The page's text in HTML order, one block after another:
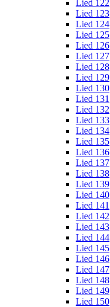
Lied 122
Lied 123
Lied 124
Lied 125
Lied 126
Lied 127
Lied 128
Lied 129
Lied 130
Lied 131
Lied 132
Lied 133
Lied 134
Lied 135
Lied 136
Lied 137
Lied 138
Lied 139
Lied 140
Lied 141
Lied 142
Lied 143
Lied 144
Lied 145
Lied 146
Lied 147
Lied 148
Lied 149
Lied 150